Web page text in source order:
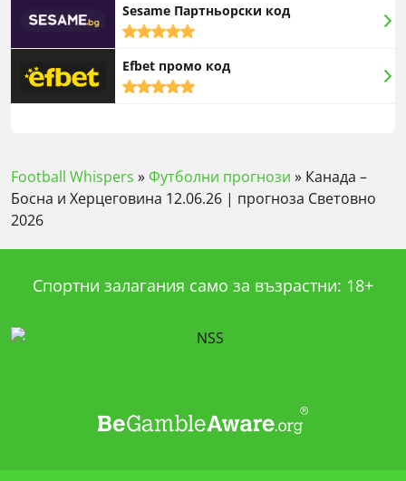
Sesame Партньорски код
5,0
Efbet промо код
5,0
Football Whispers »Футболни прогнози » Канада –
Босна и Херцеговина 12.06.26 | прогноза Световно
2026
Спортни залагания само за възрастни: 18+